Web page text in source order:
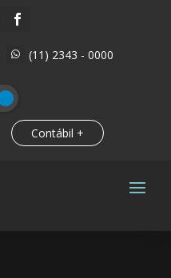

 (11) 2343 - 0000
Contábil +